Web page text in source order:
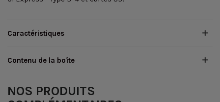
Caractéristiques
Contenu de la boîte
NOS PRODUITS